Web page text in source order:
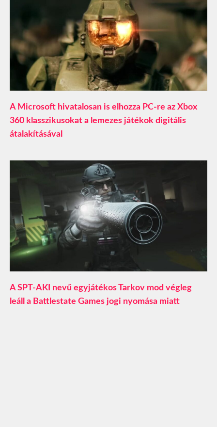
A Microsoft hivatalosan is elhozza PC-re az Xbox
360 klasszikusokat a lemezes játékok digitális
átalakításával
A SPT-AKI nevű egyjátékos Tarkov mod végleg
leáll a Battlestate Games jogi nyomása miatt